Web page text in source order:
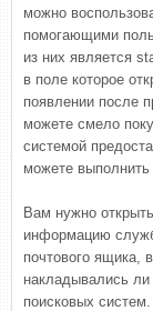
можно
помогающими
из них является
в поле которое
появлении после
можете смело
системой
можете
Вам нужно
информацию
почтового ящика,
накладывались
поисковых